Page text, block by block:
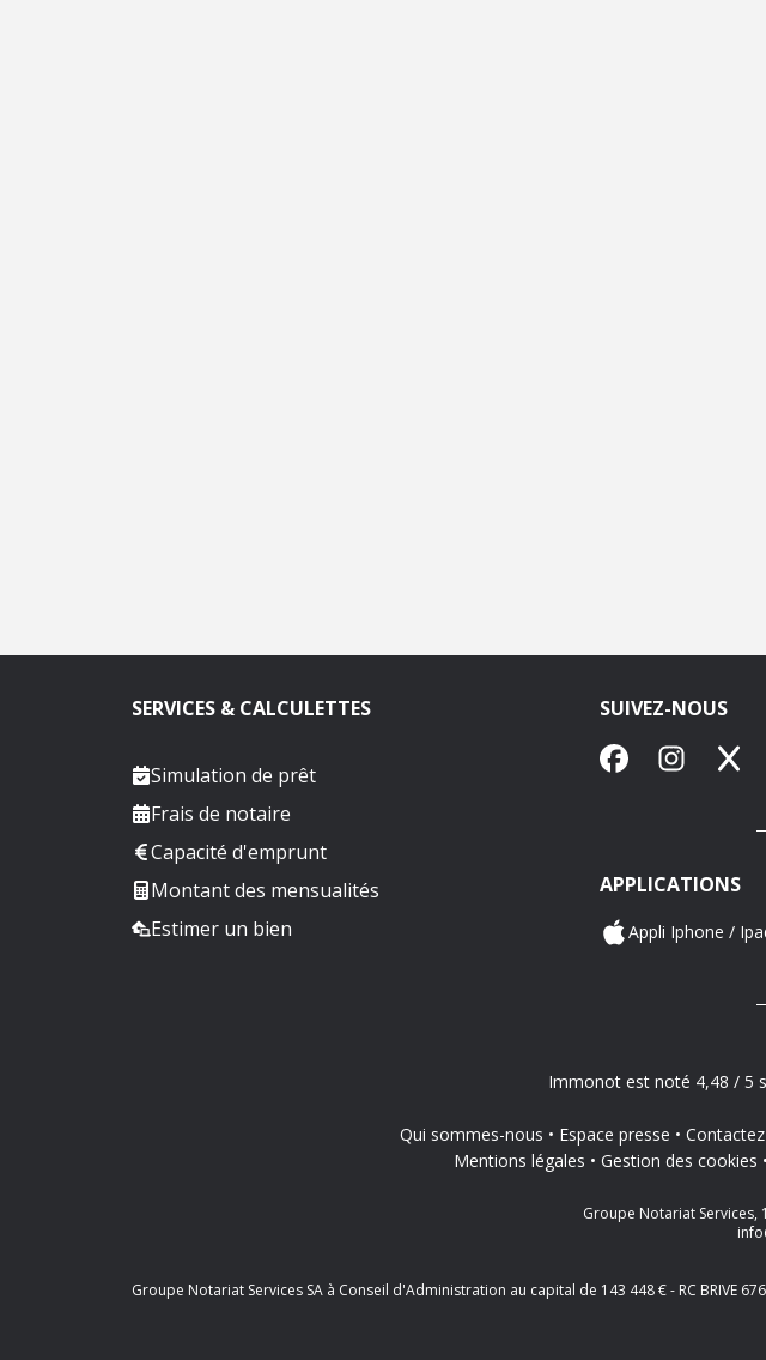
SERVICES & CALCULETTES
Simulation de prêt
Frais de notaire
Capacité d'emprunt
Montant des mensualités
Estimer un bien
SUIVEZ-NOUS
FacebookInstagram
X
APPLICATIONS
Appli Iphone /
Immonot est noté 4,48 / 5
Qui sommes-nous Espace presse
Mentions légales
Gestion des cookies
Groupe Notariat Services,
Groupe Notariat Services SA à Conseil d'Administration au capital de 143 448 € - RC BRIVE